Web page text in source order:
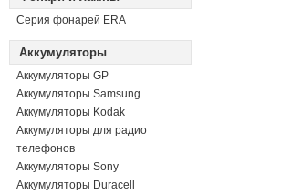
Серия фонарей ERA
Аккумуляторы
Аккумуляторы GP
Аккумуляторы Samsung
Аккумуляторы Kodak
Аккумуляторы для радио
телефонов
Аккумуляторы Sony
Аккумуляторы Duracell